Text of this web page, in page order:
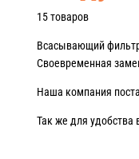
15 товаров
Всасывающий фильтр
Своевременная
Наша компания
Так же для удобства